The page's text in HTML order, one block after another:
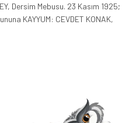
Dersim Mebusu. 23 Kasım 1925;
KAYYUM: CEVDET KONAK,